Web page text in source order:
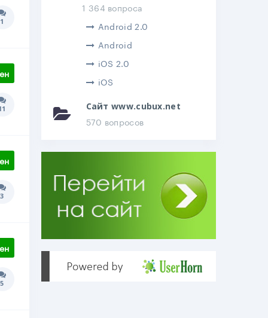
Количество ответов:
1
Количество ответов:
Количество ответов:
3
Количество ответов:
5
1 364 вопроса
Android 2.0
Android
iOS 2.0
iOS
Сайт www.cubux.net
570 вопросов